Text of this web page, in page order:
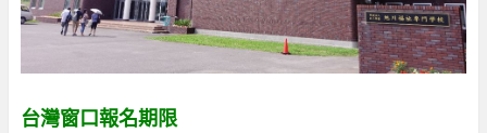
台灣窗口報名期限